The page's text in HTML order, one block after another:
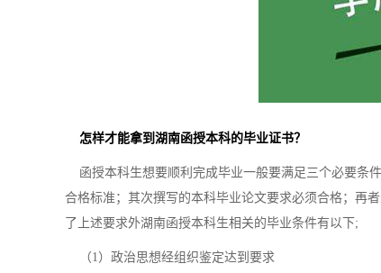
怎样才能拿到湖南函授本科的毕业证书？
函授本科生想要顺利完成毕业一般要满足三个必要条
合格标准；其次撰写的本科毕业论文要求必须合格；再
了上述要求外湖南函授本科生相关的毕业条件有以下;
（1）政治思想经组织鉴定达到要求